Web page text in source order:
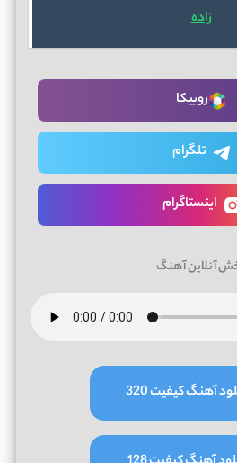
زاده
روبیکا
تلگرام
اینستاگرام
آنلاین آهنگ
آهنگ کیفیت 320